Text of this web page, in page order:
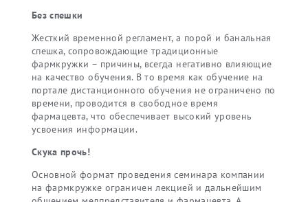
Без спешки
Жесткий временной регламент, а порой и банальная
спешка, сопровождающие традиционные
фармкружки – причины, всегда негативно влияющие
на качество обучения. В то время как обучение на
портале дистанционного обучения не ограничено по
времени, проводится в свободное время
фармацевта, что обеспечивает высокий уровень
усвоения информации.
Скука прочь!
Основной формат проведения семинара компании
на фармкружке ограничен лекцией и дальнейшим